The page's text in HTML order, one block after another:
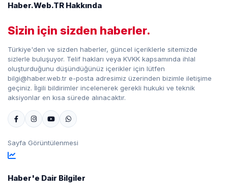
Haber.Web.TR Hakkında
Sizin için sizden haberler.
Türkiye'den ve sizden haberler, güncel içeriklerle sitemizde
sizlerle buluşuyor. Telif hakları veya KVKK kapsamında ihlal
oluşturduğunu düşündüğünüz içerikler için lütfen
bilgi@haber.web.tr e-posta adresimiz üzerinden bizimle iletişime
geçiniz. İlgili bildirimler incelenerek gerekli hukuki ve teknik
aksiyonlar en kısa sürede alınacaktır.
Sayfa Görüntülenmesi
Haber'e Dair Bilgiler